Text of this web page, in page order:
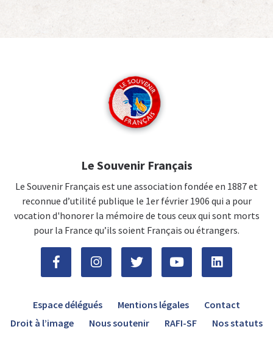
Le Souvenir Français
Le Souvenir Français est une association fondée en 1887 et
reconnue d’utilité publique le 1er février 1906 qui a pour
vocation d'honorer la mémoire de tous ceux qui sont morts
pour la France qu’ils soient Français ou étrangers.
Espace délégués Mentions légales
Contact
Droit à l’image
Nous soutenir RAFI-SF Nos statuts